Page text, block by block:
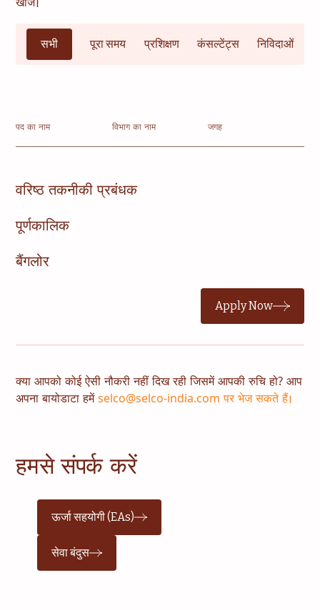
खोजें।
सभी पूरा समय प्रशिक्षण कंसल्टेंट्स निविदाओं
पद का नाम विभाग का नाम जगह
वरिष्ठ तकनीकी प्रबंधक
पूर्णकालिक
बैंगलोर
Apply Now
क्या आपको कोई ऐसी नौकरी नहीं दिख रही जिसमें आपकी रुचि हो? आप
अपना बायोडाटा हमेंselco@selco-india.com पर भेज सकते हैं।
हमसे संपर्क करें
ऊर्जा सहयोगी (EAs)
सेवा बंदुस